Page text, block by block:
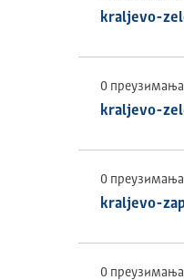
kraljevo-
0 преузимања
kraljevo-
0 преузимања
kraljevo-
0 преузимања